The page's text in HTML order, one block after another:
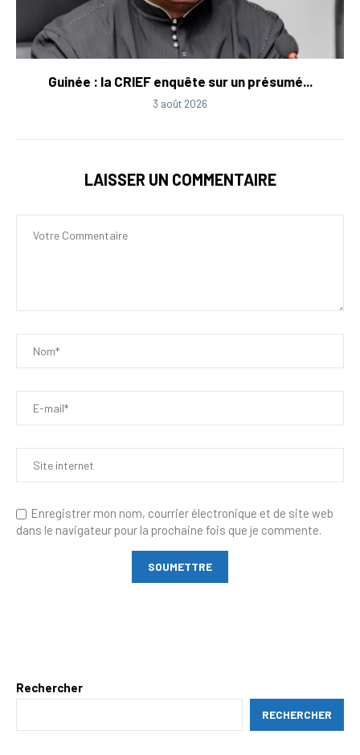
Guinée : la CRIEF enquête sur un présumé...
3 août 2026
LAISSER UN COMMENTAIRE
Enregistrer mon nom, courrier électronique et de site web
dans le navigateur pour la prochaine fois que je commente.
Rechercher
RECHERCHER